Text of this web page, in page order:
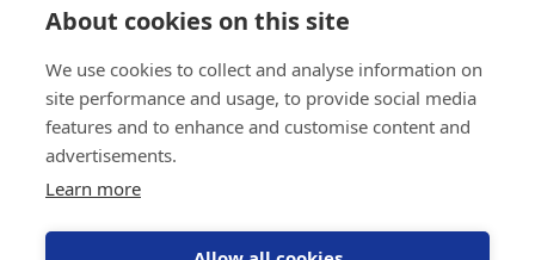
About cookies on this site
We use cookies to collect and analyse information on
site performance and usage, to provide social media
features and to enhance and customise content and
advertisements.
Learn more
Cookies